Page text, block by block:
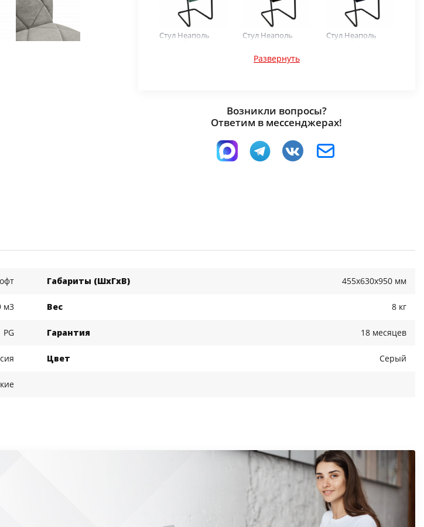
Стул Неаполь
Стул Неаполь
Стул Неаполь
Стул Неаполь
черный муар/
Стул Неаполь
Развернуть
Возникли вопросы?
Ответим в мессенджерах!
Габариты (ШхГхВ) 455x630x950 мм
м3 Вес 8 кг
PG Гарантия 18 месяцев
Цвет Серый